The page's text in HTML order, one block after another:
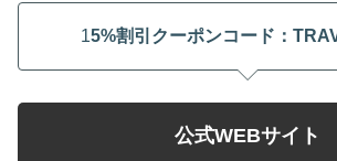
15%割引クーポンコード：
公式WEBサイト